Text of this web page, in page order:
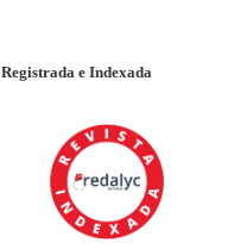
Registrada e Indexada